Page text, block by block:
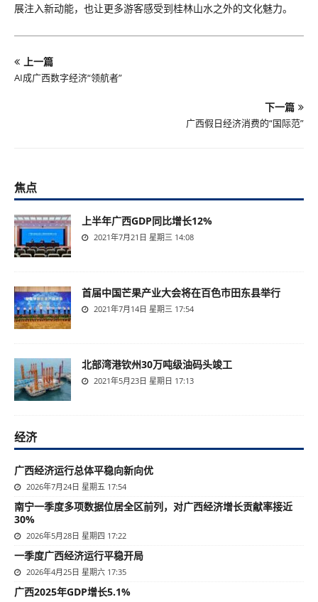
展注入新动能，也让更多游客感受到桂林山水之外的文化魅力。
上一篇
AI成广西数字经济“领航者”
下一篇
广西假日经济消费的“国际范”
焦点
上半年广西GDP同比增长12%
2021年7月21日 星期三 14:08
首届中国芒果产业大会将在百色市田东县举行
2021年7月14日 星期三 17:54
北部湾港钦州30万吨级油码头竣工
2021年5月23日 星期日 17:13
经济
广西经济运行总体平稳向新向优
2026年7月24日 星期五 17:54
南宁一季度多项数据位居全区前列，对广西经济增长贡献率接近
30%
2026年5月28日 星期四 17:22
一季度广西经济运行平稳开局
2026年4月25日 星期六 17:35
广西2025年GDP增长5.1%